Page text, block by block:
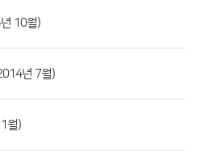
10월)
년 7월)
월)